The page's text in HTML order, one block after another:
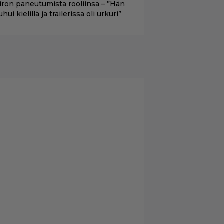
paneutumista rooliinsa – ”Hän
kielillä ja trailerissa oli urkuri”